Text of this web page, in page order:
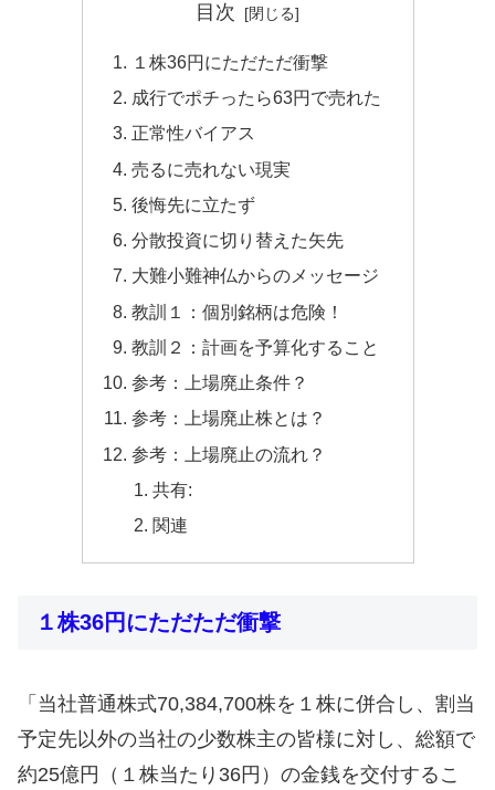
目次
１株36円にただただ衝撃
成行でポチったら63円で売れた
正常性バイアス
売るに売れない現実
後悔先に立たず
分散投資に切り替えた矢先
大難小難神仏からのメッセージ
教訓１：個別銘柄は危険！
教訓２：計画を予算化すること
参考：上場廃止条件？
参考：上場廃止株とは？
参考：上場廃止の流れ？
共有:
関連
１株36円にただただ衝撃
「当社普通株式70,384,700株を１株に併合し、割当
予定先以外の当社の少数株主の皆様に対し、総額で
約25億円（１株当たり36円）の金銭を交付するこ